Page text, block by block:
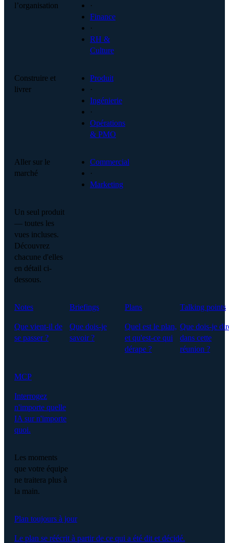
l’organisation
·
Finance
·
RH &
Culture
Construire et
livrer
Produit
·
Ingénierie
·
Opérations
& PMO
Aller sur le
marché
Commercial
·
Marketing
Un seul produit
— toutes les
vues incluses.
Découvrez
chacune d'elles
en détail ci-
dessous.
Notes
Que vient-il de
se passer ?
Briefings
Que dois-je
savoir ?
Plans
Quel est le plan,
et qu'est-ce qui
dérape ?
Talking points
Que dois-je
dans cette
réunion ?
MCP
Interrogez
n'importe quelle
IA sur n'importe
quoi.
Les moments
que votre équipe
ne traitera plus à
la main.
Plan toujours à jour
Le plan se réécrit à partir de ce qui a été dit et décidé.